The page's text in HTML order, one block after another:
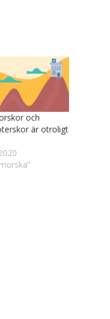
och
är otroligt